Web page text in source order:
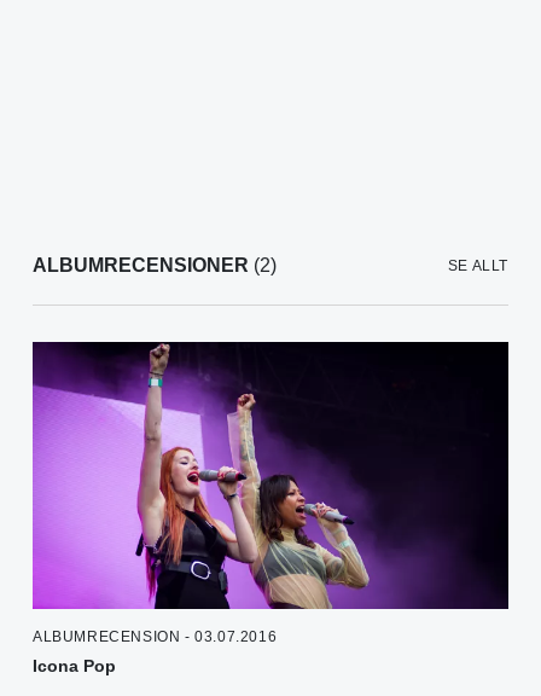
ALBUMRECENSIONER (2) SE ALLT
ALBUMRECENSION - 03.07.2016
Icona Pop